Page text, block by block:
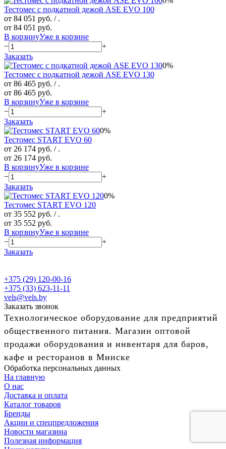
Тестомес с подкатной дежой ASE EVO 100
от 84 051 руб. / .
от 84 051 руб.
В корзинуУже в корзине
−
+
Заказать
0%
Тестомес с подкатной дежой ASE EVO 130
от 86 465 руб. / .
от 86 465 руб.
В корзинуУже в корзине
−
+
Заказать
0%
Тестомес START EVO 60
от 26 174 руб. / .
от 26 174 руб.
В корзинуУже в корзине
−
+
Заказать
0%
Тестомес START EVO 120
от 35 552 руб. / .
от 35 552 руб.
В корзинуУже в корзине
−
+
Заказать
+375 (29) 120-00-16
+375 (33) 623-11-11
vels@vels.by
Заказать звонок
Технологическое оборудование для предприятий
общественного питания. Магазин оптовой
продажи оборудования и инвентаря для баров,
кафе и ресторанов в Минске
Обработка персональных данных
На главную
О нас
Доставка и оплата
Каталог товаров
Бренды
Акции и спецпредложения
Новости магазина
Полезная информация